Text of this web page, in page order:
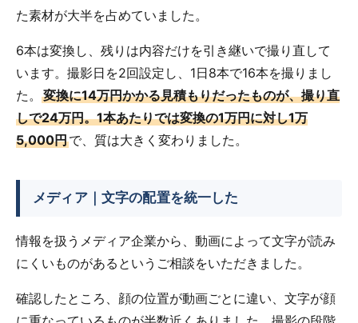
た素材が大半を占めていました。
6本は変換し、残りは内容だけを引き継いで撮り直して
います。撮影日を2回設定し、1日8本で16本を撮りまし
た。 変換に14万円かかる見積もりだったものが、撮り直
しで24万円。1本あたりでは変換の1万円に対し1万
5,000円で、質は大きく変わりました。
メディア｜文字の配置を統一した
情報を扱うメディア企業から、動画によって文字が読み
にくいものがあるというご相談をいただきました。
確認したところ、顔の位置が動画ごとに違い、文字が顔